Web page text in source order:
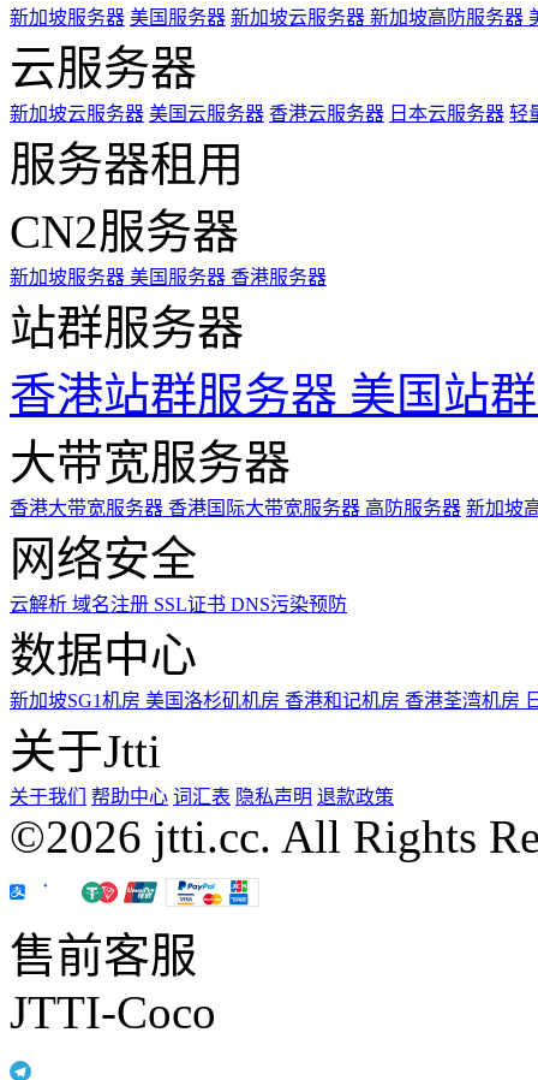
新加坡服务器 美国服务器 新加坡云服务器 新加坡高防服务器
云服务器
新加坡云服务器 美国云服务器 香港云服务器 日本云服务器 轻
服务器租用
CN2服务器
新加坡服务器 美国服务器 香港服务器
站群服务器
香港站群服务器 美国站
大带宽服务器
香港大带宽服务器 香港国际大带宽服务器 高防服务器 新加坡
网络安全
云解析 域名注册 SSL证书 DNS污染预防
数据中心
新加坡SG1机房 美国洛杉矶机房 香港和记机房 香港荃湾机房
关于Jtti
关于我们 帮助中心 词汇表 隐私声明 退款政策
©2026 jtti.cc. All Rights
售前客服
JTTI-Coco